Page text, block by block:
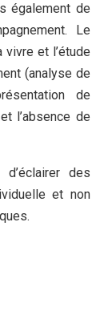
également de
Le
et l’étude
(analyse de
de
l’absence de
des
et non